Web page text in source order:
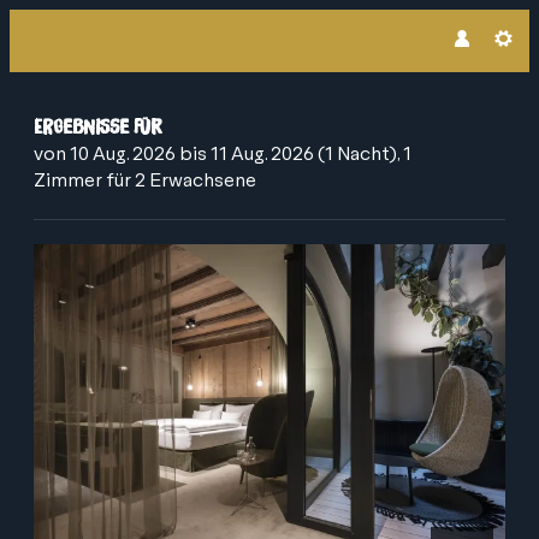
Altstadthotel Weisses Kreuz -
Ergebnisse für
von 10 Aug. 2026 bis 11 Aug. 2026 (1 Nacht),1
Zimmer für2 Erwachsene